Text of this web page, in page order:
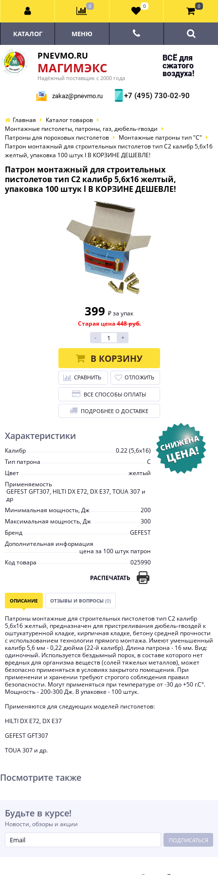
PNEVMO.RU
МАГИМЭКС
Надёжный поставщик с 2000 года
ВСЁ для
сжатого
воздуха!
zakaz@pnevmo.ru +7 (495) 730-02-90
КАТАЛОГ МЕНЮ
Главная
Каталог товаров
Монтажные пистолеты, патроны, газ, дюбель-гвозди
Патроны для пороховых пистолетов
Монтажные патроны тип "С"
Патрон монтажный для строительных пистолетов тип С2 калибр 5,6х16
желтый, упаковка 100 штук l В КОРЗИНЕ ДЕШЕВЛЕ!
Патрон монтажный для строительных
пистолетов тип С2 калибр 5,6х16 желтый,
упаковка 100 штук l В КОРЗИНЕ ДЕШЕВЛЕ!
Характеристики
Калибр
0.22 (5,6х16)
Тип патрона
С
Цвет
желтый
Применяемость
GEFEST GFT307, HILTI DX E72, DX E37, TOUA 307 и
др
Минимальная мощность, Дж
200
Максимальная мощность, Дж
300
Бренд
GEFEST
Дополнительная информация
цена за 100 штук патрон
Код товара
025990
РАСПЕЧАТАТЬ
399 ₽ за упак
Старая цена448 руб.
-
+
В КОРЗИНУ
СРАВНИТЬ ОТЛОЖИТЬ
ВСЕ СПОСОБЫ ОПЛАТЫ
ПОДРОБНЕЕ О ДОСТАВКЕ
ОПИСАНИЕ ОТЗЫВЫ И ВОПРОСЫ (0)
Патроны монтажные для строительных пистолетов тип С2 калибр
5,6х16 желтый, предназначен для пристреливания дюбель-гвоздей к
оштукатуренной кладке, кирпичная кладке, бетону средней прочности
с использованием технологии прямого монтажа. Имеют уменьшенный
калибр 5,6 мм - 0,22 дюйма (22-й калибр). Длина патрона - 16 мм. Вид:
одиночный. Используется бездымный порох, в составе которого нет
вредных для организма веществ (солей тяжелых металлов), может
безопасно применяться в условиях закрытого помещения. При
применении и хранении требуют строгого соблюдения правил
безопасности. Могут применяться при температуре от -30 до +50 г.С°.
Мощность - 200-300 Дж. В упаковке - 100 штук.
Применяются для следующих моделей пистолетов:
HILTI DX E72, DX E37
GEFEST GFT307
TOUA 307 и др.
Посмотрите также
Будьте в курсе!
Новости, обзоры и акции
ПОДПИСАТЬСЯ
0 0 0